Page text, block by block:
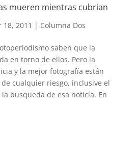
mueren mientras cubrian
18, 2011 | Columna Dos
saben que la
en torno de ellos. Pero la
y la mejor fotografía están
cualquier riesgo, inclusive el
busqueda de esa noticia. En